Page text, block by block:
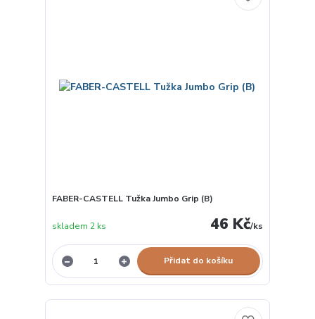
FABER-CASTELL Tužka Jumbo Grip (B)
46 Kč/ks
skladem 2 ks
Přidat do košíku